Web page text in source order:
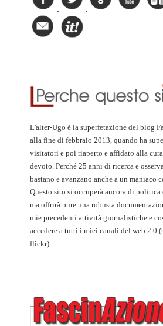
L'alter-Ugo è la superfetazione del blog
alla fine di febbraio 2013, quando ha
visitatori e poi riaperto e affidato alla
devoto. Perché 25 anni di ricerca e
bastano e avanzano anche a un maniaco
Questo sito si occuperà ancora di
ma offrirà pure una robusta
mie precedenti attività giornalistiche e
accedere a tutti i miei canali del web 2.0
flickr)